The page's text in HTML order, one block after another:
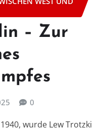
– Zur
0
wurde Lew Trotzki